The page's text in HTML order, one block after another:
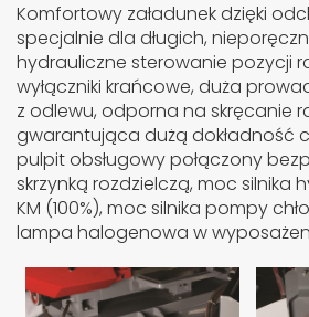
Komfortowy załadunek dzięki
specjalnie dla długich,
hydrauliczne sterowanie pozycji
wyłączniki krańcowe, duża
z odlewu, odporna na skręcanie
gwarantująca dużą dokładność
pulpit obsługowy połączony
skrzynką rozdzielczą, moc silnika
KM (100%), moc silnika pompy
lampa halogenowa w